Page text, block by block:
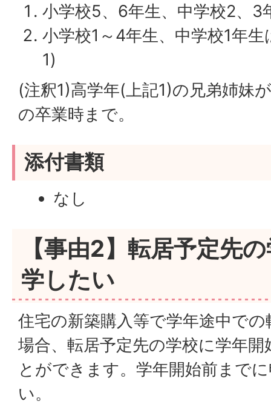
小学校5、6年生、中学校2、3
小学校1～4年生、中学校1年
1)
(注釈1)高学年(上記1)の兄弟姉妹
の卒業時まで。
添付書類
なし
【事由2】転居予定先
学したい
住宅の新築購入等で学年途中で
場合、転居予定先の学校に学年
とができます。学年開始前まで
い。